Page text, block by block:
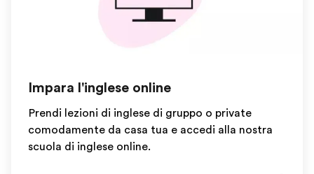
Impara l'inglese online
Prendi lezioni di inglese di gruppo o private
comodamente da casa tua e accedi alla nostra
scuola di inglese online.